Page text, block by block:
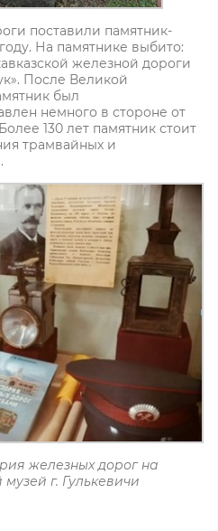
поставили памятник-
На памятнике выбито:
железной дороги
После Великой
был
немного в стороне от
130 лет памятник стоит
трамвайных и
железных дорог на
г. Гулькевичи